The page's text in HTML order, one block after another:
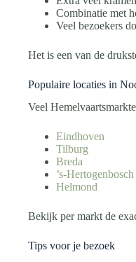
Combinatie met
Veel bezoekers
Het is een van de
Populaire locaties in
Veel
Eindhoven
Tilburg
Breda
’s-Hertogenbosch
Helmond
Bekijk per markt de
Tips voor je bezoek